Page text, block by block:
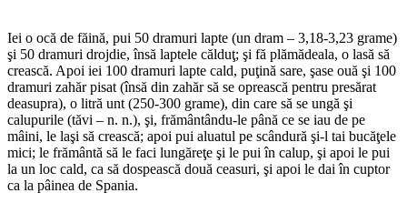
Iei o ocă de făină, pui 50 dramuri lapte (un dram – 3,18-3,23 grame)
şi 50 dramuri drojdie, însă laptele călduţ; şi fă plămădeala, o lasă să
crească. Apoi iei 100 dramuri lapte cald, puţină sare, şase ouă şi 100
dramuri zahăr pisat (însă din zahăr să se oprească pentru presărat
deasupra), o litră unt (250-300 grame), din care să se ungă şi
calupurile (tăvi – n. n.), şi, frământându-le până ce se iau de pe
mâini, le laşi să crească; apoi pui aluatul pe scândură şi-l tai bucăţele
mici; le frământă să le faci lungăreţe şi le pui în calup, şi apoi le pui
la un loc cald, ca să dospească două ceasuri, şi apoi le dai în cuptor
ca la pâinea de Spania.